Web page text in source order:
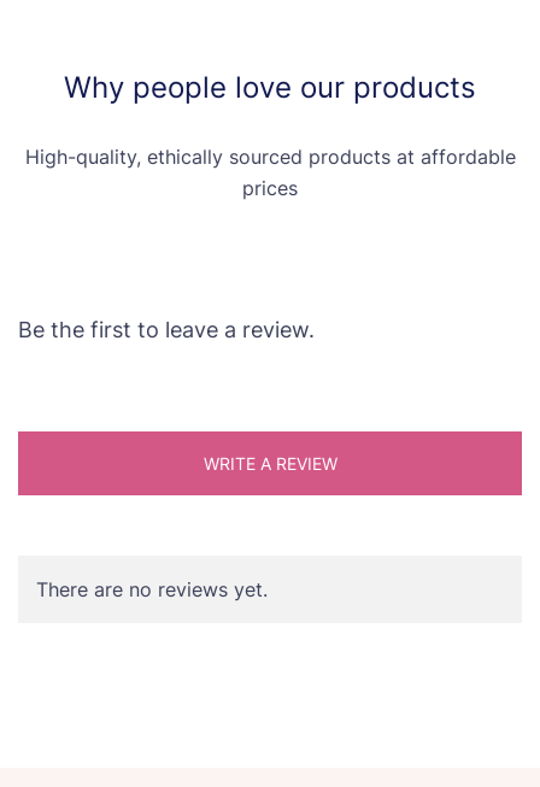
Why people love our products
High-quality, ethically sourced products at affordable
prices
Be the first to leave a review.
WRITE A REVIEW
There are no reviews yet.